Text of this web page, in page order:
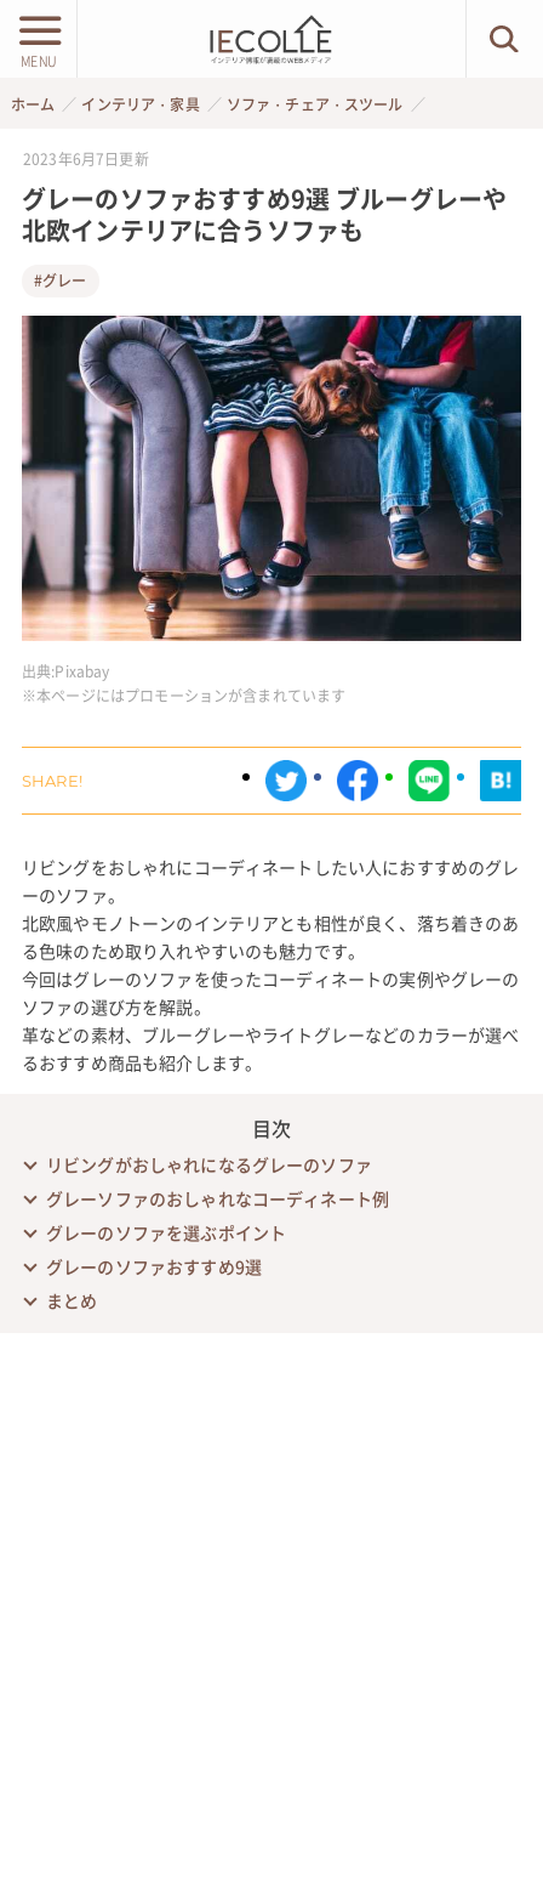
MENU
ホーム インテリア・家具 ソファ・チェア・スツール
2023年6月7日更新
グレーのソファおすすめ9選 ブルーグレーや
北欧インテリアに合うソファも
#グレー
出典:Pixabay
※本ページにはプロモーションが含まれています
リビングをおしゃれにコーディネートしたい人におすすめのグレ
ーのソファ。
北欧風やモノトーンのインテリアとも相性が良く、落ち着きのあ
る色味のため取り入れやすいのも魅力です。
今回はグレーのソファを使ったコーディネートの実例やグレーの
ソファの選び方を解説。
革などの素材、ブルーグレーやライトグレーなどのカラーが選べ
るおすすめ商品も紹介します。
目次
リビングがおしゃれになるグレーのソファ
グレーソファのおしゃれなコーディネート例
グレーのソファを選ぶポイント
グレーのソファおすすめ9選
まとめ